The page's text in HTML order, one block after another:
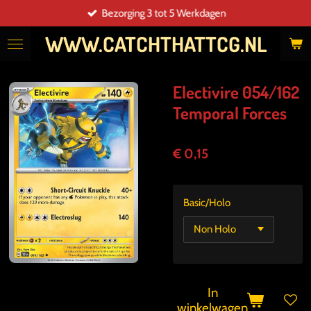
direct
naar
WWW.CATCHTHATTCG.NL
Bezorging 3 tot 5 Werkdagen
Electivire 054/162
Temporal Forces
€ 0,15
Basic/Holo
In